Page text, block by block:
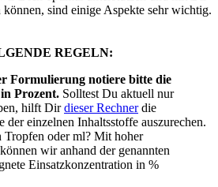
sind einige Aspekte sehr wichtig.
REGELN:
Formulierung notiere bitte die
Prozent. Solltest Du aktuell nur
hilft Dirdieser Rechnerdie
der einzelnen Inhaltsstoffe auszurechen.
Tropfen oder ml? Mit hoher
wir anhand der genannten
Einsatzkonzentration in %